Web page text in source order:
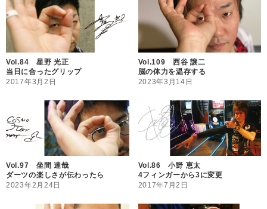
Vol.84 星野 光正
当日に合ったグリップ
2017年3月2日
Vol.109 西谷 譲二
脳の体力を温存する
2023年3月14日
Vol.97 坐間 達哉
ダーツの楽しさが伝わったら
2023年2月24日
Vol.86 小野 恵太
4フィンガーから3に変更
2017年7月2日